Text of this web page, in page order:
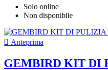
Solo online
Non disponibile
 Anteprima
GEMBIRD KIT DI